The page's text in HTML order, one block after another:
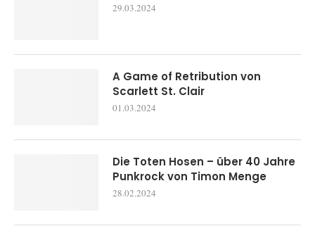
29.03.2024
A Game of Retribution von
Scarlett St. Clair
01.03.2024
Die Toten Hosen – über 40 Jahre
Punkrock von Timon Menge
28.02.2024